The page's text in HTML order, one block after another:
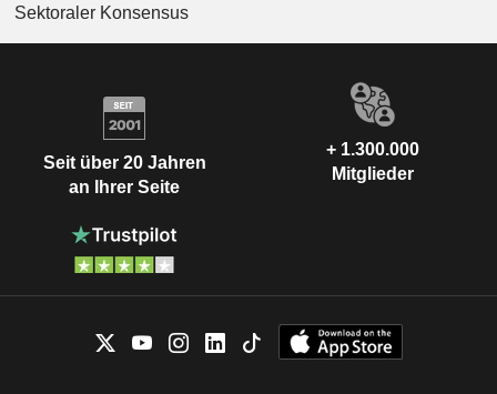
Sektoraler Konsensus
Seit über 20 Jahren
an Ihrer Seite
+ 1.300.000
Mitglieder